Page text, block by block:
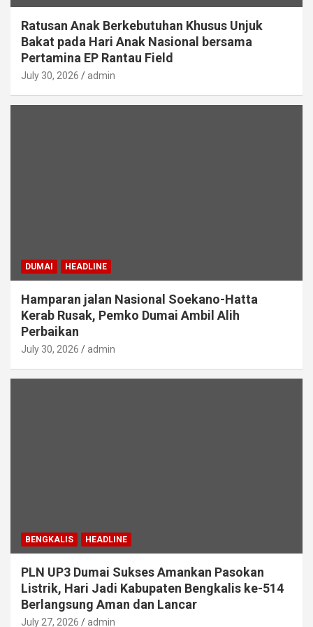
Ratusan Anak Berkebutuhan Khusus Unjuk
Bakat pada Hari Anak Nasional bersama
Pertamina EP Rantau Field
July 30, 2026 admin
DUMAI HEADLINE
Hamparan jalan Nasional Soekano-Hatta
Kerab Rusak, Pemko Dumai Ambil Alih
Perbaikan
July 30, 2026 admin
BENGKALIS HEADLINE
PLN UP3 Dumai Sukses Amankan Pasokan
Listrik, Hari Jadi Kabupaten Bengkalis ke-514
Berlangsung Aman dan Lancar
July 27, 2026 admin